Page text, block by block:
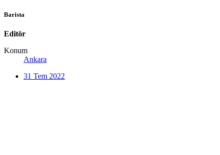
Barista
Editör
Konum
Ankara
31 Tem 2022